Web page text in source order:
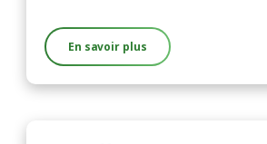
En savoir plus